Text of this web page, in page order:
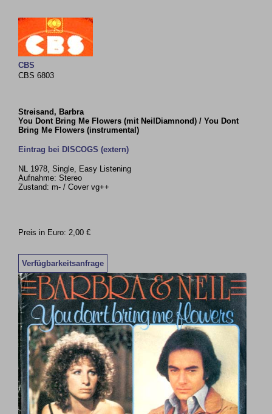
CBS
CBS 6803
Streisand, Barbra
You Dont Bring Me Flowers (mit NeilDiamnond) / You Dont
Bring Me Flowers (instrumental)
Eintrag bei DISCOGS (extern)
NL 1978, Single, Easy Listening
Aufnahme: Stereo
Zustand: m- / Cover vg++
Preis in Euro: 2,00 €
Verfügbarkeitsanfrage